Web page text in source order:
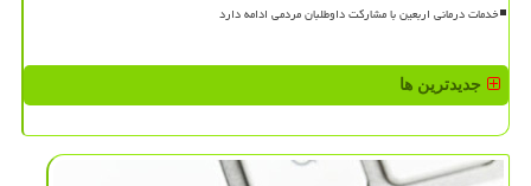
خدمات درمانی اربعین با مشارکت داوطلبان مردمی ادامه دارد
جدیدترین ها